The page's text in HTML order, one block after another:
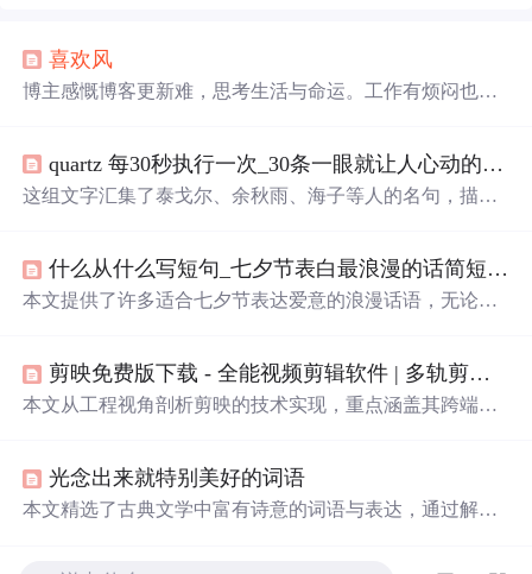
喜欢风
博主感慨博客更新难，思考生活与命运。工作有烦闷也有
孩的情感，以及对风的喜爱，适应江城多变的天气。 quartz 每30秒执行一次_30条一眼就让人心动的文案：每一次
这组文字汇集了泰戈尔、余秋雨、海子等人的名句，描绘
世界的细腻感触，以及对人生的深刻理解。这些句子提醒
我们珍视每一个瞬间，无论是花开还是花落，都是生命中
什么从什么写短句_七夕节表白最浪漫的话简短 适合七夕表白又甜又撩情话短句...
本文提供了许多适合七夕节表达爱意的浪漫话语，无论是
剪映免费版下载 - 全能视频剪辑软件 | 多轨剪辑/4K导出
本文从工程视角剖析剪映的技术实现，重点涵盖其跨端音
功能。结合视频编解码原理与跨平台适配策略，揭示其如
何在移动端和PC端实现工作站级NLE性能。内容聚焦底层
光念出来就特别美好的词语
本文精选了古典文学中富有诗意的词语与表达，通过解析